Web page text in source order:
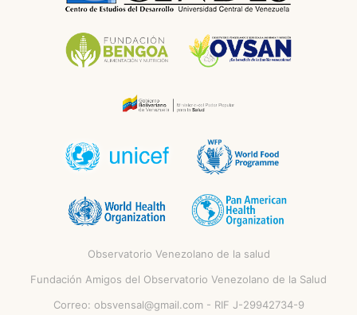
Observatorio Venezolano de la salud
Fundación Amigos del Observatorio Venezolano de la Salud
Correo: obsvensal@gmail.com- RIF J-29942734-9